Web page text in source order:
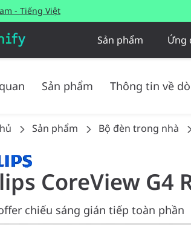
- Tiếng Việt
Sản phẩm Ứng
Sản phẩm Thông tin về
Sản phẩm Bộ đèn trong nhà
CoreView G4
chiếu sáng gián tiếp toàn phần